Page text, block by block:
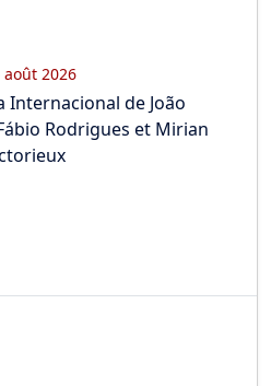
2026
Internacional de João
Rodrigues et Mirian